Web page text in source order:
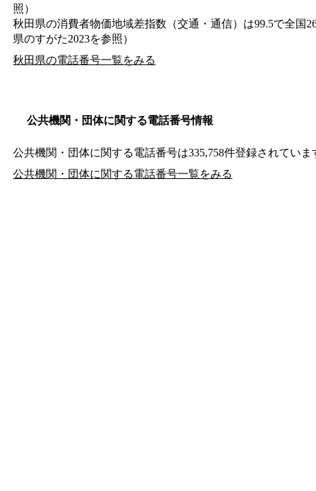
照）
秋田県の消費者物価地域差指数（交通・通信）は99.5で全国
県のすがた2023を参照）
秋田県の電話番号一覧をみる
公共機関・団体に関する電話番号情報
公共機関・団体に関する電話番号は335,758件登録されていま
公共機関・団体に関する電話番号一覧をみる